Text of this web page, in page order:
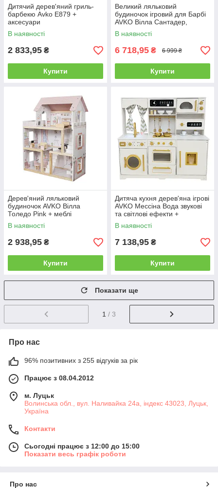
Дитячий дерев'яний гриль-
барбекю Avko Е879 +
аксесуари
В наявності
2 833,95 ₴
Купити
Великий ляльковий
будиночок ігровий для Барбі
AVKO Вілла Сантадер,
звукові та світлові ефекти
В наявності
6 718,95 ₴ 6 999 ₴
Купити
Дерев'яний ляльковий
будиночок AVKO Вілла
Толедо Pink + меблі
В наявності
2 938,95 ₴
Купити
Дитяча кухня дерев'яна ігрові
AVKO Мессіна Вода звукові
та світлові ефекти +
аксесуари
В наявності
7 138,95 ₴
Купити
Показати ще
1 / 3
Про нас
96% позитивних з 255 відгуків за рік
Працює з 08.04.2012
м. Луцьк
Волинська обл., вул. Наливайка 24а, індекс 43023, Луцьк,
Україна
Контакти
Сьогодні працює з 12:00 до 15:00
Показати весь графік роботи
Про нас